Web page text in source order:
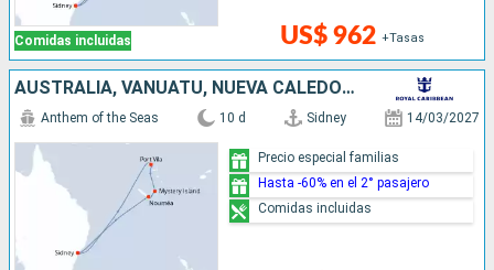
Comidas incluidas US$ 962 +Tasas
AUSTRALIA, VANUATU, NUEVA CALEDONIA
Anthem of the Seas 10 d Sidney 14/03/2027
Precio especial familias
Hasta -60% en el 2° pasajero
Comidas incluidas